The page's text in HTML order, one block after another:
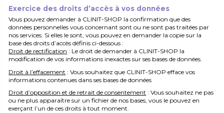
Exercice des droits d’accès à vos données
Vous pouvez demander à CLINIT-SHOP la confirmation que des
données personnelles vous concernant sont ou ne sont pas traitées par
nos services. Si elles le sont, vous pouvez en demander la copie sur la
base des droits d’accès définis ci-dessous :
Droit de rectification : Le droit de demander à CLINIT-SHOP la
modification de vos informations inexactes sur ses bases de données.
Droit à l’effacement : Vous souhaitez que CLINIT-SHOP efface vos
informations contenues dans ses bases de données
Droit d’opposition et de retrait de consentement : Vous souhaitez ne pas
ou ne plus apparaître sur un fichier de nos bases, vous le pouvez en
exerçant l’un de ces droits à tout moment.